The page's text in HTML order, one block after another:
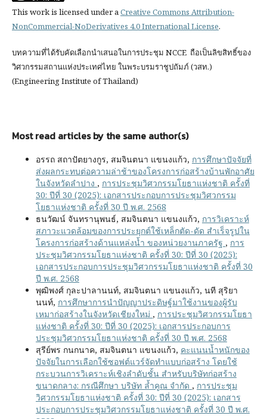
This work is licensed under aCreative Commons Attribution-
NonCommercial-NoDerivatives 4.0 International License.
บทความที่ได้รับคัดเลือกนำเสนอในการประชุม NCCE ถือเป็นลิขสิทธิ์ของ
วิศวกรรมสถานแห่งประเทศไทย ในพระบรมราชูปถัมภ์ (วสท.)
(Engineering Institute of Thailand)
Most read articles by the same author(s)
อรรถ สถาปัตยางกูร, สมจินตนา แขนงแก้ว, การศึกษาปัจจัยที่
ส่งผลกระทบต่อความล่าช้าของโครงการก่อสร้างบ้านพักอาศัย
ในจังหวัดลำปาง , การประชุมวิศวกรรมโยธาแห่งชาติ ครั้งที่
30: ปีที่ 30 (2025): เอกสารประกอบการประชุมวิศวกรรม
โยธาแห่งชาติ ครั้งที่ 30 ปี พ.ศ. 2568
ธนวัฒน์ จันทรานุพนธ์, สมจินตนา แขนงแก้ว, การวิเคราะห์
สภาวะแวดล้อมของการประยุกต์ใช้เหล็กตัด-ดัด สำเร็จรูปใน
โครงการก่อสร้างด้านแหล่งน้ำ ของหน่วยงานภาครัฐ , การ
ประชุมวิศวกรรมโยธาแห่งชาติ ครั้งที่ 30: ปีที่ 30 (2025):
เอกสารประกอบการประชุมวิศวกรรมโยธาแห่งชาติ ครั้งที่ 30
ปี พ.ศ. 2568
พุฒิพงศ์ กุละปาลานนท์, สมจินตนา แขนงแก้ว, นที สุริยา
นนท์, การศึกษาการนำปัญญาประดิษฐ์มาใช้งานของผู้รับ
เหมาก่อสร้างในจังหวัดเชียงใหม่ , การประชุมวิศวกรรมโยธา
แห่งชาติ ครั้งที่ 30: ปีที่ 30 (2025): เอกสารประกอบการ
ประชุมวิศวกรรมโยธาแห่งชาติ ครั้งที่ 30 ปี พ.ศ. 2568
สุรีย์พร กนกนาค, สมจินตนา แขนงแก้ว, คะแนนน้ำหนักของ
ปัจจัยในการเลือกใช้ซอฟต์แวร์จัดทำแบบก่อสร้าง โดยใช้
กระบวนการวิเคราะห์เชิงลำดับชั้น สำหรับบริษัทก่อสร้าง
ขนาดกลาง: กรณีศึกษา บริษัท ล้ำคูณ จำกัด , การประชุม
วิศวกรรมโยธาแห่งชาติ ครั้งที่ 30: ปีที่ 30 (2025): เอกสาร
ประกอบการประชุมวิศวกรรมโยธาแห่งชาติ ครั้งที่ 30 ปี พ.ศ.